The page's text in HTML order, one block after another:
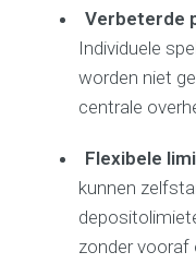
Verbeterde
Individuele
worden niet
centrale
Flexibele
kunnen
zonder vooraf